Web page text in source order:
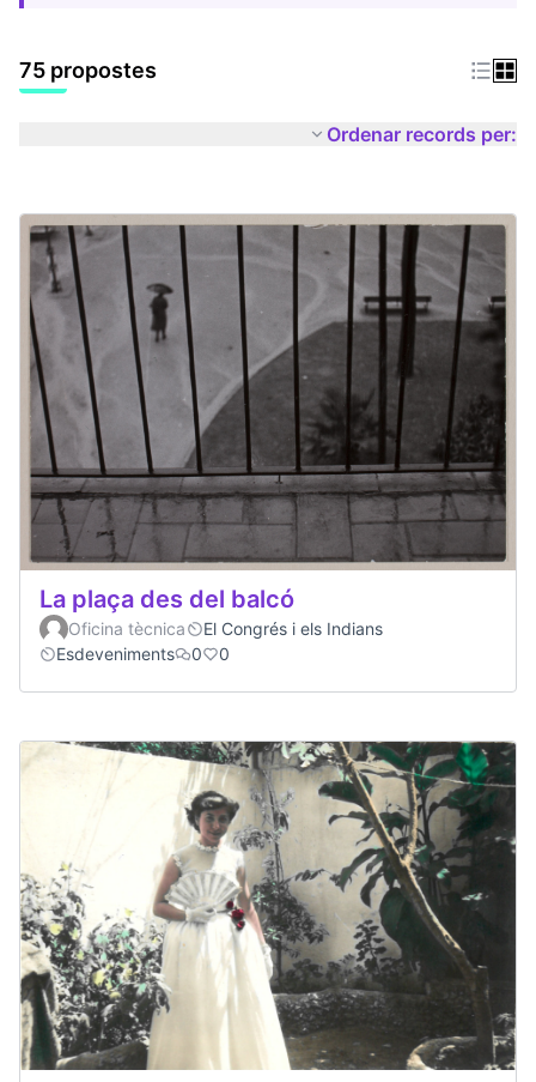
75 propostes
Ordenar records per:
La plaça des del balcó
Oficina tècnica
El Congrés i els Indians
Esdeveniments
0 0